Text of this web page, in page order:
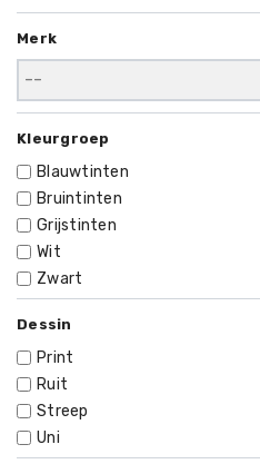
Merk
Kleurgroep
Blauwtinten
Bruintinten
Grijstinten
Wit
Zwart
Dessin
Print
Ruit
Streep
Uni